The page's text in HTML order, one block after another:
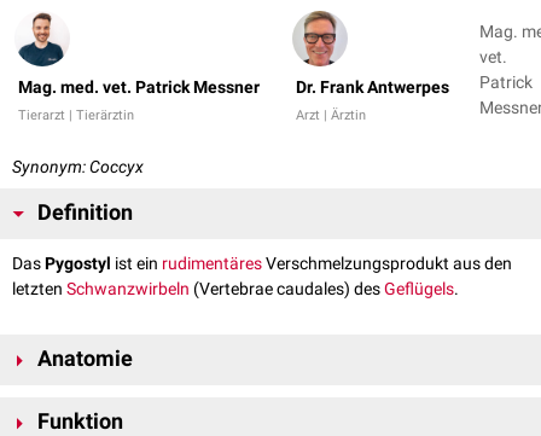
Mag. med. vet. Patrick Messner
Tierarzt | Tierärztin
Dr. Frank Antwerpes
Arzt | Ärztin
Mag.
vet.
Patrick
Synonym: Coccyx
Definition
DasPygostyl ist ein rudimentäresVerschmelzungsprodukt aus den
letzten Schwanzwirbeln (Vertebrae caudales) desGeflügels.
Anatomie
Zusammenfließen von mehreren (meist 4 bis 6) Schwanzwirbeln zum
Funktion